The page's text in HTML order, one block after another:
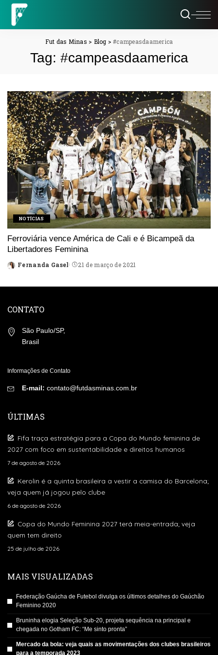
Fut das Minas > Blog >#campeasdaamerica
Tag: #campeasdaamerica
NOTÍCIAS
Ferroviária vence América de Cali e é Bicampeã da
Libertadores Feminina
Posted
Fernanda Gasel 21 de março de 2021
CONTATO
São Paulo/SP,
Brasil
Informações de Contato
E-mail: contato@futdasminas.com.br
ÚLTIMAS
Fifa traça estratégia para a Copa do Mundo feminina de
2027 com foco em sustentabilidade e direitos humanos
7 de agosto de 2026
Kerolin é a quinta brasileira a vestir a camisa do Barcelona;
veja quem já jogou pelo clube
6 de agosto de 2026
Copa do Mundo Feminina 2027 terá meia-entrada; veja
quem tem direito
25 de julho de 2026
MAIS VISUALIZADAS
Federação Gaúcha de Futebol divulga os últimos detalhes do Gaúchão
Feminino 2020
Bruninha elogia Seleção Sub-20, projeta sequência na principal e
chegada no Gotham FC: “Me sinto pronta”
Mercado da bola: veja quais as movimentações dos clubes brasileiros
para a temporada 2023